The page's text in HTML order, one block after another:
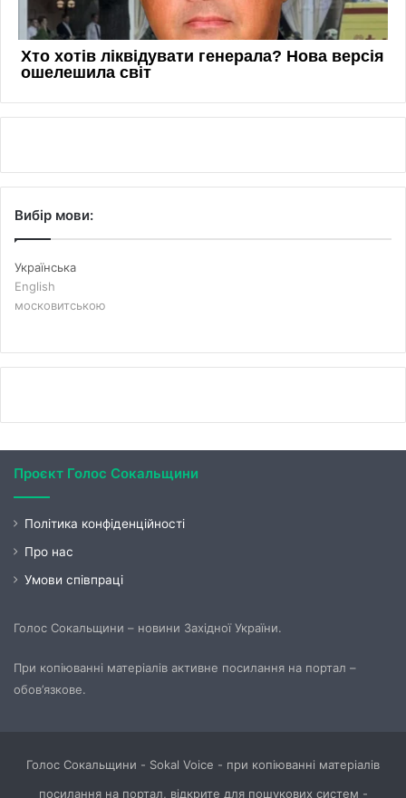
Вибір мови:
Українська
English
московитською
Проєкт Голос Сокальщини
Політика конфіденційності
Про нас
Умови співпраці
Голос Сокальщини – новини Західної України.
При копіюванні матеріалів активне посилання на портал –
обов’язкове.
Голос Сокальщини - Sokal Voice - при копіюванні матеріалів
посилання на портал, відкрите для пошукових систем -